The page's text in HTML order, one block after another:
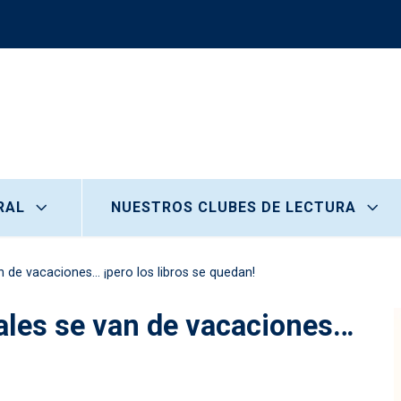
NUESTROS CLUBES DE LECTURA
de vacaciones… ¡pero los libros se quedan!
se van de vacaciones…